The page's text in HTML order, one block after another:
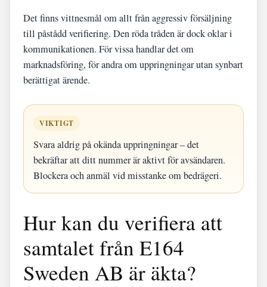
Det finns vittnesmål om allt från aggressiv försäljning
till påstådd verifiering. Den röda tråden är dock oklar i
kommunikationen. För vissa handlar det om
marknadsföring, för andra om uppringningar utan synbart
berättigat ärende.
VIKTIGT
Svara aldrig på okända uppringningar – det
bekräftar att ditt nummer är aktivt för avsändaren.
Blockera och anmäl vid misstanke om bedrägeri.
Hur kan du verifiera att
samtalet från E164
Sweden AB är äkta?